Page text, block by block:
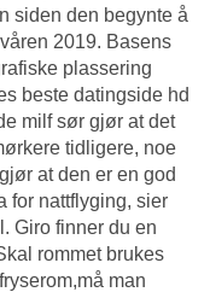
siden den begynte å
2019. Basens
plassering
beste datingside hd
milf sør gjør at det
tidligere, noe
at den er en god
for nattflyging, sier
Giro finner du en
rommet brukes
man